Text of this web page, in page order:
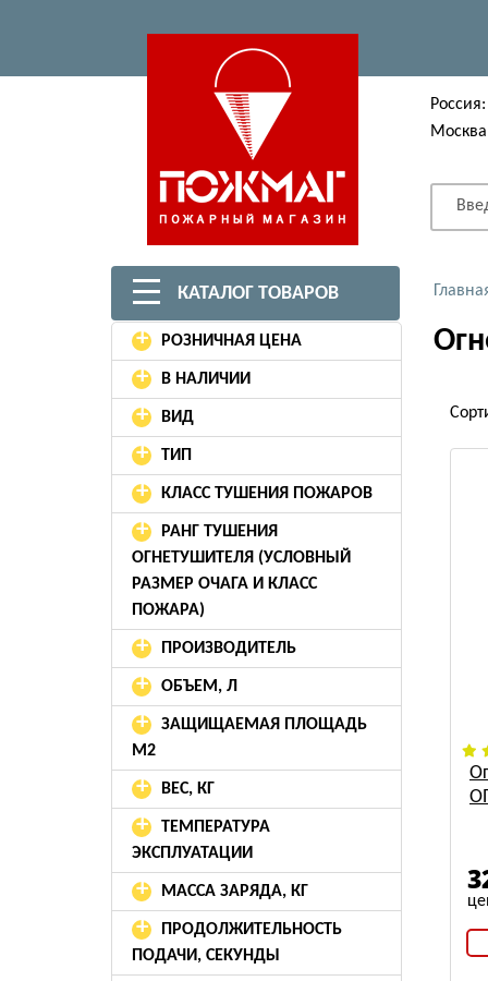
Россия:
КАТАЛОГ ТОВАРОВ
+ РОЗНИЧНАЯ ЦЕНА
+ В НАЛИЧИИ
+ ВИД
+ ТИП
+ КЛАСС ТУШЕНИЯ ПОЖАРОВ
+
РАНГ ТУШЕНИЯ
ОГНЕТУШИТЕЛЯ (УСЛОВНЫЙ
РАЗМЕР ОЧАГА И КЛАСС
ПОЖАРА)
+ ПРОИЗВОДИТЕЛЬ
+ ОБЪЕМ, Л
+
ЗАЩИЩАЕМАЯ ПЛОЩАДЬ
М2
+ ВЕС, КГ
+
ТЕМПЕРАТУРА
ЭКСПЛУАТАЦИИ
+ МАССА ЗАРЯДА, КГ
+
ПРОДОЛЖИТЕЛЬНОСТЬ
ПОДАЧИ, СЕКУНДЫ